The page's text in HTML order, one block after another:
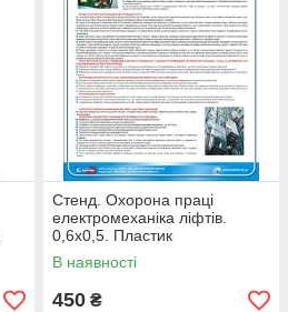
Стенд. Охорона праці
електромеханіка ліфтів.
0,6х0,5. Пластик
В наявності
450 ₴